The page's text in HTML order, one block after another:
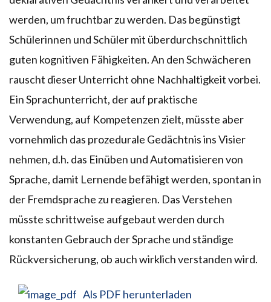
werden, um fruchtbar zu werden. Das begünstigt
Schülerinnen und Schüler mit überdurchschnittlich
guten kognitiven Fähigkeiten. An den Schwächeren
rauscht dieser Unterricht ohne Nachhaltigkeit vorbei.
Ein Sprachunterricht, der auf praktische
Verwendung, auf Kompetenzen zielt, müsste aber
vornehmlich das prozedurale Gedächtnis ins Visier
nehmen, d.h. das Einüben und Automatisieren von
Sprache, damit Lernende befähigt werden, spontan in
der Fremdsprache zu reagieren. Das Verstehen
müsste schrittweise aufgebaut werden durch
konstanten Gebrauch der Sprache und ständige
Rückversicherung, ob auch wirklich verstanden wird.
Als PDF herunterladen